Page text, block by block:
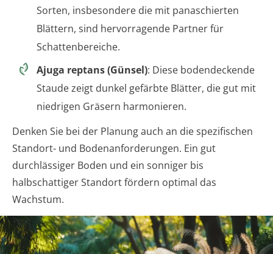
Sorten, insbesondere die mit panaschierten
Blättern, sind hervorragende Partner für
Schattenbereiche.
Ajuga reptans (Günsel): Diese bodendeckende
Staude zeigt dunkel gefärbte Blätter, die gut mit
niedrigen Gräsern harmonieren.
Denken Sie bei der Planung auch an die spezifischen
Standort- und Bodenanforderungen. Ein gut
durchlässiger Boden und ein sonniger bis
halbschattiger Standort fördern optimal das
Wachstum.